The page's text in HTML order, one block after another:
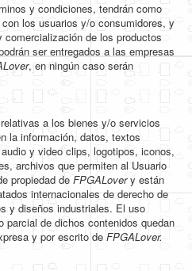
y condiciones, tendrán como
los usuarios y/o consumidores, y
de los productos
ser entregados a las empresas
, en ningún caso serán
a los bienes y/o servicios
la información, datos, textos
y video clips, logotipos, iconos,
archivos que permiten al Usuario
propiedad de FPGALovery están
internacionales de derecho de
y diseños industriales. El uso
parcial de dichos contenidos quedan
y por escrito de FPGALover.